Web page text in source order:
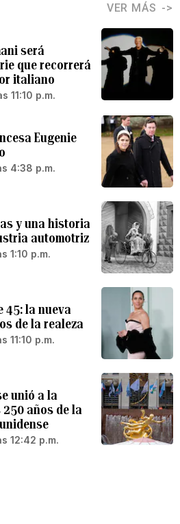
VER MÁS
será
que recorrerá
italiano
11:10 p.m.
Eugenie
4:38 p.m.
y una historia
automotriz
1:10 p.m.
45: la nueva
de la realeza
11:10 p.m.
unió a la
años de la
12:42 p.m.